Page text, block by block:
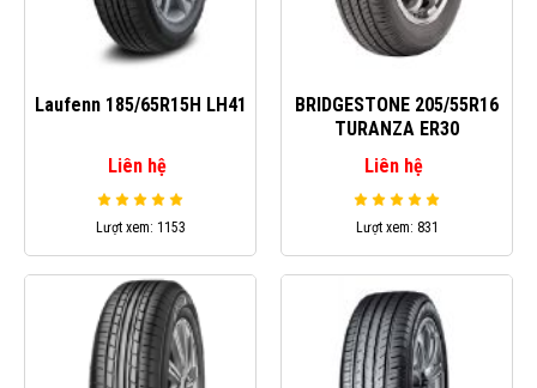
Laufenn 185/65R15H LH41
Liên hệ
Lượt xem: 1153
BRIDGESTONE 205/55R16
TURANZA ER30
Liên hệ
Lượt xem: 831